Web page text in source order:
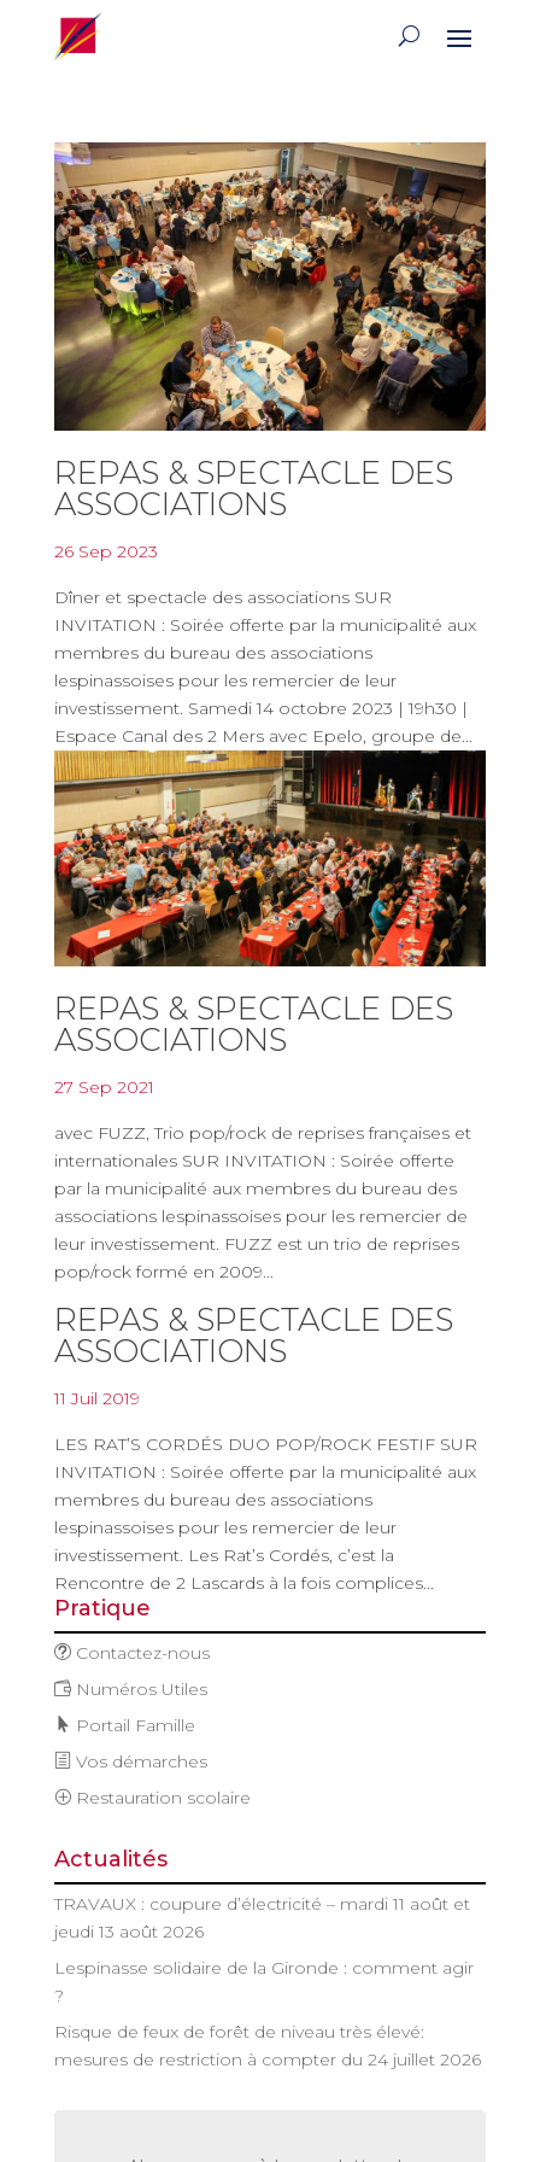
REPAS & SPECTACLE DES
ASSOCIATIONS
26 Sep 2023
Dîner et spectacle des associations SUR
INVITATION : Soirée offerte par la municipalité aux
membres du bureau des associations
lespinassoises pour les remercier de leur
investissement. Samedi 14 octobre 2023 | 19h30 |
Espace Canal des 2 Mers avec Epelo, groupe de...
REPAS & SPECTACLE DES
ASSOCIATIONS
27 Sep 2021
avec FUZZ, Trio pop/rock de reprises françaises et
internationales SUR INVITATION : Soirée offerte
par la municipalité aux membres du bureau des
associations lespinassoises pour les remercier de
leur investissement. FUZZ est un trio de reprises
pop/rock formé en 2009...
REPAS & SPECTACLE DES
ASSOCIATIONS
11 Juil 2019
LES RAT’S CORDÉS DUO POP/ROCK FESTIF SUR
INVITATION : Soirée offerte par la municipalité aux
membres du bureau des associations
lespinassoises pour les remercier de leur
investissement. Les Rat’s Cordés, c’est la
Rencontre de 2 Lascards à la fois complices...
Pratique
Contactez-nous
Numéros Utiles
Portail Famille
Vos démarches
Restauration scolaire
Actualités
TRAVAUX : coupure d’électricité – mardi 11 août et
jeudi 13 août 2026
Lespinasse solidaire de la Gironde : comment agir
?
Risque de feux de forêt de niveau très élevé:
mesures de restriction à compter du 24 juillet 2026